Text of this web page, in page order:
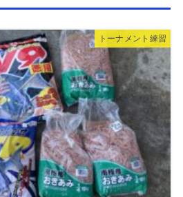
トーナメント練習